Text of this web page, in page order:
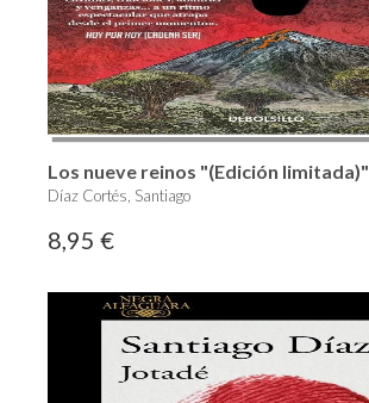
Los nueve reinos "(Edición limitada)"
Díaz Cortés, Santiago
8,95 €